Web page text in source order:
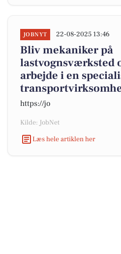
JOBNYT 22-08-2025 13:46
Bliv mekaniker på
lastvognsværksted
arbejde i en
https://jo
Kilde: JobNet
Læs hele artiklen her